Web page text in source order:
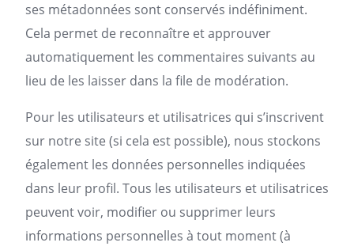
ses métadonnées sont conservés indéfiniment.
Cela permet de reconnaître et approuver
automatiquement les commentaires suivants au
lieu de les laisser dans la file de modération.
Pour les utilisateurs et utilisatrices qui s’inscrivent
sur notre site (si cela est possible), nous stockons
également les données personnelles indiquées
dans leur profil. Tous les utilisateurs et utilisatrices
peuvent voir, modifier ou supprimer leurs
informations personnelles à tout moment (à